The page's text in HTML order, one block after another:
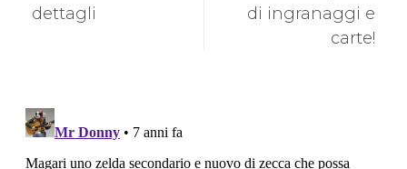
dettagli
di ingranaggi e
carte!